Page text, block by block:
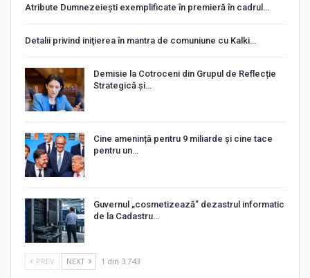
Atribute Dumnezeiești exemplificate în premieră în cadrul…
Detalii privind iniţierea în mantra de comuniune cu Kalki…
Demisie la Cotroceni din Grupul de Reflecție
Strategică și…
Cine amenință pentru 9 miliarde și cine tace
pentru un…
Guvernul „cosmetizează” dezastrul informatic
de la Cadastru…
PREV NEXT 1 din 3.743